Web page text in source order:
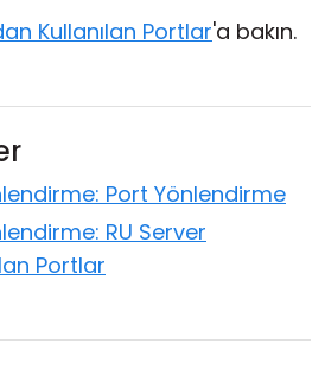
Kullanılan Portlar'a bakın.
Port Yönlendirme
RU Server
Portlar